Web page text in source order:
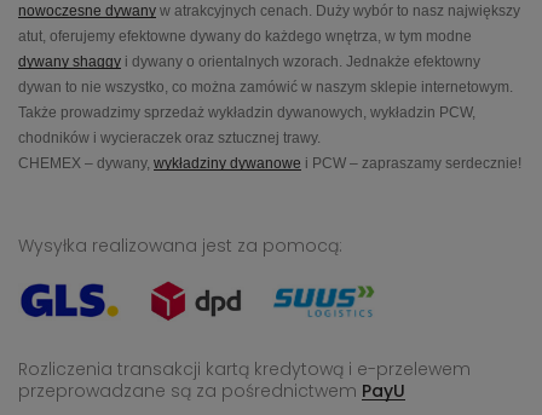
nowoczesne dywany w atrakcyjnych cenach. Duży wybór to nasz największy
atut, oferujemy efektowne dywany do każdego wnętrza, w tym modne
dywany shaggy i dywany o orientalnych wzorach. Jednakże efektowny
dywan to nie wszystko, co można zamówić w naszym sklepie internetowym.
Także prowadzimy sprzedaż wykładzin dywanowych, wykładzin PCW,
chodników i wycieraczek oraz sztucznej trawy.
CHEMEX – dywany, wykładziny dywanowe i PCW – zapraszamy serdecznie!
Wysyłka realizowana jest za pomocą:
Rozliczenia transakcji kartą kredytową i e-przelewem
przeprowadzane są za pośrednictwem PayU